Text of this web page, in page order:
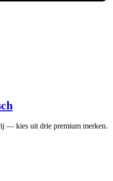
— kies uit drie premium merken.